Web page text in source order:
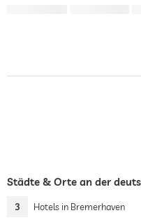
Städte & Orte an der
3 Hotels in Bremerhaven